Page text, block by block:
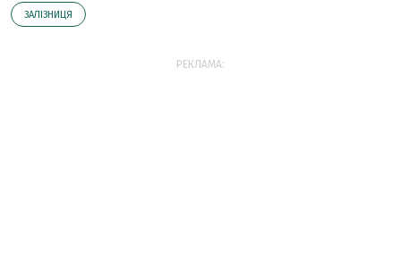
ЗАЛІЗНИЦЯ
РЕКЛАМА: